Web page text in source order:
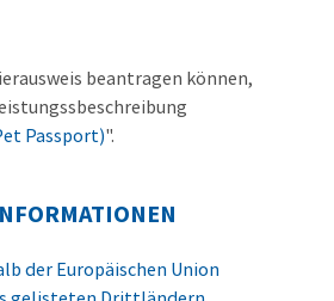
beantragen können,
Passport)".
der Europäischen Union